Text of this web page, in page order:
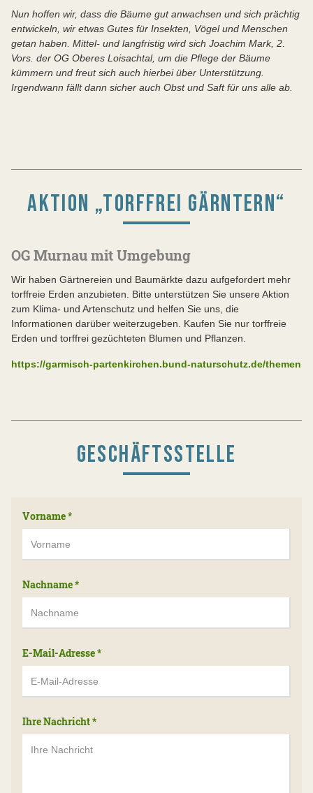
Nun hoffen wir, dass die Bäume gut anwachsen und sich prächtig
entwickeln, wir etwas Gutes für Insekten, Vögel und Menschen
getan haben. Mittel- und langfristig wird sich Joachim Mark, 2.
Vors. der OG Oberes Loisachtal, um die Pflege der Bäume
kümmern und freut sich auch hierbei über Unterstützung.
Irgendwann fällt dann sicher auch Obst und Saft für uns alle ab.
AKTION „TORFFREI GÄRNTERN“
OG Murnau mit Umgebung
Wir haben Gärtnereien und Baumärkte dazu aufgefordert mehr
torffreie Erden anzubieten. Bitte unterstützen Sie unsere Aktion
zum Klima- und Artenschutz und helfen Sie uns, die
Informationen darüber weiterzugeben. Kaufen Sie nur torffreie
Erden und torffrei gezüchteten Blumen und Pflanzen.
https://garmisch-partenkirchen.bund-naturschutz.de/themen
GESCHÄFTSSTELLE
Vorname*
Nachname*
E-Mail-Adresse*
Ihre Nachricht*